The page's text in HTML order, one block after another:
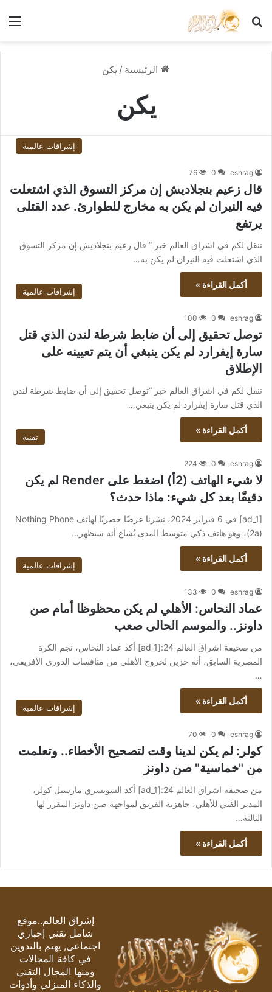
بحث عن
الرئيسية / يكن
يكن
إشراقات عالمية
eshrag
0
76
قال زعيم بنجلاديش إن مركز التسوق الذي اشتعلت
فيه النيران لم يكن به مخارج للطوارئ. عدد القتلى
يرتفع
ننقل لكم في اشراق العالم خبر ” قال زعيم بنجلاديش إن مركز التسوق
الذي اشتعلت فيه النيران لم يكن به…
أكمل القراءة »
إشراقات عالمية
eshrag
0
100
توصل تحقيق إلى أن ضابط شرطة لندن الذي قتل
سارة إيفرارد لم يكن ينبغي أن يتم تعيينه على
الإطلاق
ننقل لكم في اشراق العالم خبر “توصل تحقيق إلى أن ضابط شرطة لندن
الذي قتل سارة إيفرارد لم يكن ينبغي…
أكمل القراءة »
تقنية
eshrag
0
224
لا شيء الهاتف (2أ) اضغط على Render لم يكن
دقيقًا بعد كل شيء: ماذا حدث؟
[ad_1] في 6 فبراير 2024، نشرنا عرضًا حصريًا لهاتف Nothing Phone
(2a)، وهو هاتف ذكي متوسط ​​المدى يُشاع أنه سيظهر…
أكمل القراءة »
إشراقات عالمية
eshrag
0
133
عماد النحاس: الأهلي لم يكن محظوظا أمام صن
داونز.. والموسم الحالى صعب
من صحيفة اشراق العالم 24:[ad_1] أكد عماد النحاس، نجم الكرة
المصرية السابق، أنه حزين لخروج الأهلي من منافسات الدوري الأفريقي،
…
أكمل القراءة »
إشراقات عالمية
eshrag
0
70
كولر: لم يكن لدينا وقت لتصحيح الأخطاء.. وتعلمت
من "خماسية" صن داونز
من صحيفة اشراق العالم 24:[ad_1] أكد السويسري مارسيل كولر،
المدير الفني للأهلي، جاهزية الفريق لمواجهة صن داونز المقرر لها
الثالثة…
أكمل القراءة »
إشراق العالم..موقع
شامل تقني إخباري
اجتماعي, يهتم بالتدوين
في كافة المجالات
ومنها المجال التقني
والذكاء المنزلي وأدوات